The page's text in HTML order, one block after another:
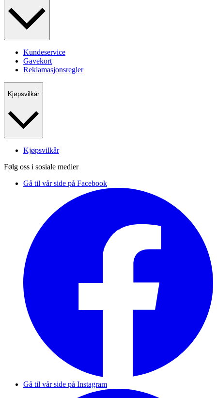
Kundeservice
Gavekort
Reklamasjonsregler
Kjøpsvilkår
Kjøpsvilkår
Følg oss i sosiale medier
Gå til vår side på Facebook
Gå til vår side på Instagram